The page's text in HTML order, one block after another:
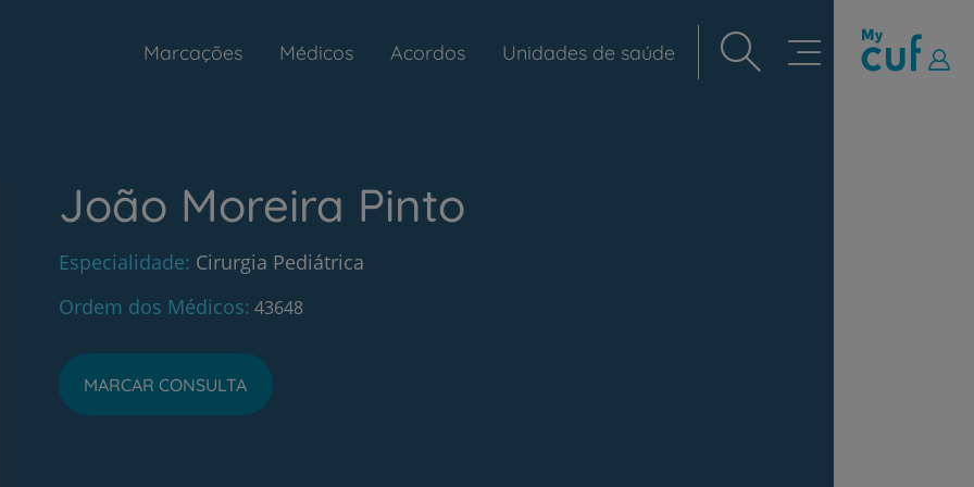
Navegação
Marcações Médicos Acordos Unidades de saúde
João Moreira Pinto
Especialidade Cirurgia Pediátrica
Ordem dos Médicos 43648
MARCAR CONSULTA